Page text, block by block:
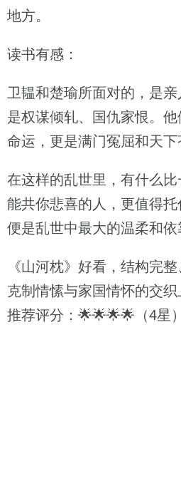
地方。
读书有感：
卫韫和楚瑜所面对的，是亲
是权谋倾轧、国仇家恨。
命运，更是满门冤屈和天下
在这样的乱世里，有什么
能共你悲喜的人，更值得托
便是乱世中最大的温柔和依
《山河枕》好看，结构完
克制情愫与家国情怀的交织
推荐评分：🌟🌟🌟🌟（4星）